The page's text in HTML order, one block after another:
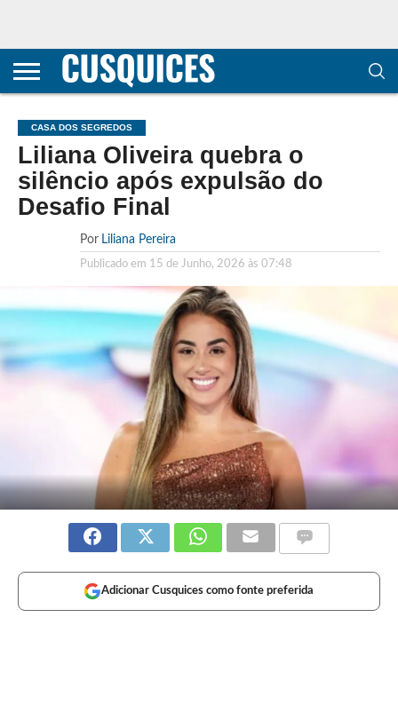
CONTACTOS
HOME
POLÍTICA DE
E COOKIES
SOBRE
TERMOS E
TRANSPARÊNCIA
METODOLOGIA
CASA DOS SEGREDOS
Liliana Oliveira quebra o
silêncio após expulsão do
Desafio Final
Por Liliana Pereira
Publicado em 15 de Junho, 2026 às 07:48
Adicionar Cusquices como fonte preferida